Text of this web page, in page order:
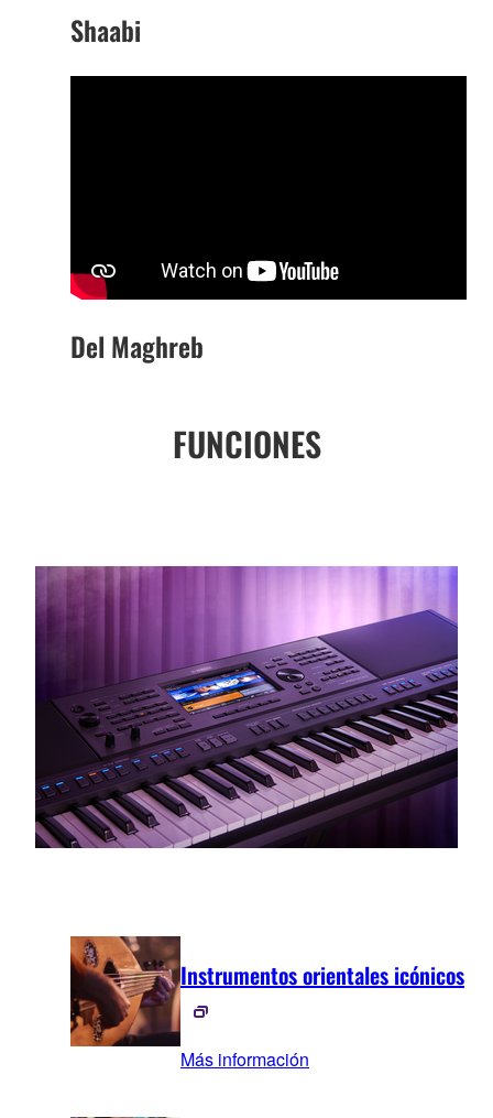
Shaabi
Del Maghreb
FUNCIONES
Instrumentos orientales icónicos
Más información